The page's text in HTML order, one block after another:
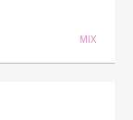
MIX